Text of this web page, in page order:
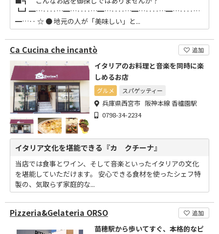
┗┛━…‥‥…━…‥‥…━…‥‥…━…‥‥…━…‥‥…
━…‥ ☆ ● 地元の人が「美味しい」と...
Ca Cucina che incantò 追加
イタリアのお料理と音楽を同時に楽
しめるお店
グルメ スパゲッティー
兵庫県西宮市 阪神本線 香櫨園駅
0798-34-2234
イタリア文化を堪能できる『カ クチーナ』
当店では食事とワイン、そして音楽といったイタリアの文化
を堪能していただけます。 安心できる食材を使ったシェフ特
製の、気取らず家庭的な...
Pizzeria&Gelateria ORSO 追加
苗穂駅から歩いてすぐ、本格的なピ